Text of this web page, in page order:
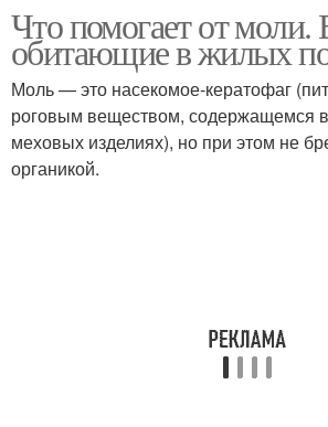
Что помогает от
обитающие в жилых
Моль — это насекомое-кератофаг
роговым веществом, содержащемся
меховых изделиях), но при этом не
органикой.